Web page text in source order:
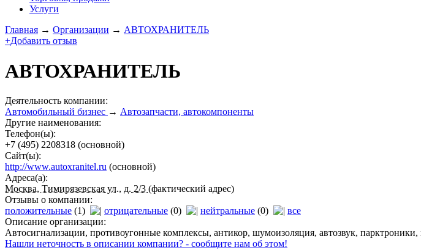
Услуги
Главная → Организации → АВТОХРАНИТЕЛЬ
+Добавить отзыв
АВТОХРАНИТЕЛЬ
Деятельность компании:
Автомобильный бизнес → Автозапчасти, автокомпоненты
Другие наименования:
Телефон(ы):
+7 (495) 2208318 (основной)
Сайт(ы):
http://www.autoxranitel.ru (основной)
Адреса(а):
Москва, Тимирязевская ул., д. 2/3 (фактический адрес)
Отзывы о компании:
положительные (1) отрицательные (0) нейтральные (0)
все
Описание организации:
Автосигнализации, противоугонные комплексы, антикор, шумоизоляция, автозвук, парктроники,
Нашли неточность в описании компании? - сообщите нам об этом!